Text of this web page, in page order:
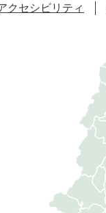
クセシビリティ